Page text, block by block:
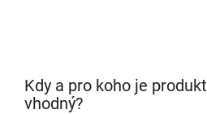
Kdy a pro koho je produkt
vhodný?